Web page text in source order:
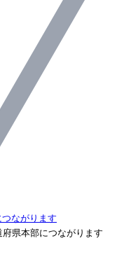
ながります
県本部につながります